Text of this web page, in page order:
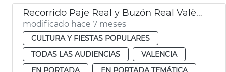
Recorrido Paje Real y Buzón Real València
modificado hace 7 meses
CULTURA Y FIESTAS POPULARES
TODAS LAS AUDIENCIAS
VALENCIA